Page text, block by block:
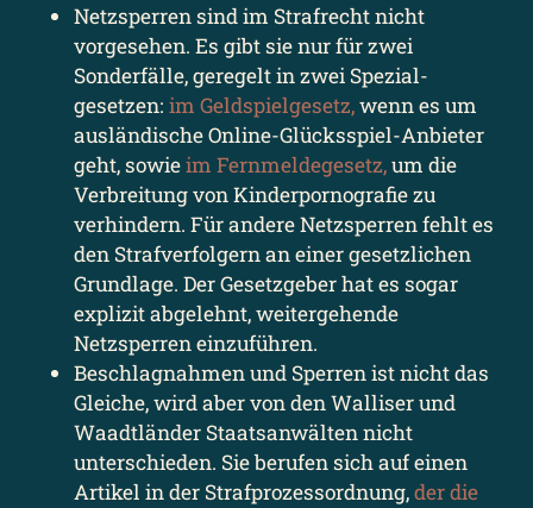
Netzsperren sind im Strafrecht nicht
vorgesehen. Es gibt sie nur für zwei
Sonderfälle, geregelt in zwei Spezial­
gesetzen:im Geldspiel­gesetz,wenn es um
ausländische Online-Glücksspiel-Anbieter
geht, sowieim Fernmelde­gesetz,um die
Verbreitung von Kinder­pornografie zu
verhindern. Für andere Netzsperren fehlt es
den Straf­verfolgern an einer gesetzlichen
Grundlage. Der Gesetz­geber hat es sogar
explizit abgelehnt, weitergehende
Netzsperren einzuführen.
Beschlag­nahmen und Sperren ist nicht das
Gleiche, wird aber von den Walliser und
Waadtländer Staats­anwälten nicht
unterschieden. Sie berufen sich auf einen
Artikel in der Strafprozess­ordnung,der die